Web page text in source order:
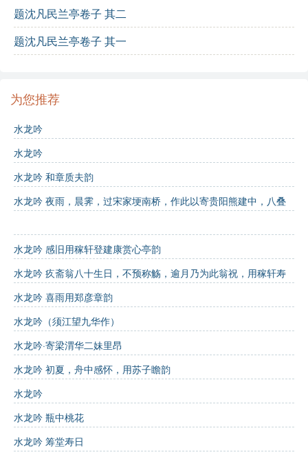
题沈凡民兰亭卷子 其二
题沈凡民兰亭卷子 其一
为您推荐
水龙吟
水龙吟
水龙吟 和章质夫韵
水龙吟 夜雨，晨霁，过宋家埂南桥，作此以寄贵阳熊建中，八叠
水龙吟 感旧用稼轩登建康赏心亭韵
水龙吟 疚斋翁八十生日，不预称觞，逾月乃为此翁祝，用稼轩寿
韩南涧韵
水龙吟 喜雨用郑彦章韵
水龙吟（须江望九华作）
水龙吟·寄梁渭华二妹里昂
水龙吟 初夏，舟中感怀，用苏子瞻韵
水龙吟
水龙吟 瓶中桃花
水龙吟 筹堂寿日
意象分析
梅: 代表着清高与孤独。
鹤
飞花
寒潮: 代表着内心的寒冷与孤寂。
孤鸿: 象征孤独的游子，寓意对家的思念。
互动学习
诗词测试:
诗中提到的“瘦鹤”主要象征什么？ a. 友谊
b. 孤独
c. 财富
“长恨芙蓉分镜”中的“芙蓉”指的是什么？ a. 一种植物
b. 美好的女子
c. 一种乐器
诗的主要情感基调是怎样的？ a. 轻松愉快
b. 悲伤孤独